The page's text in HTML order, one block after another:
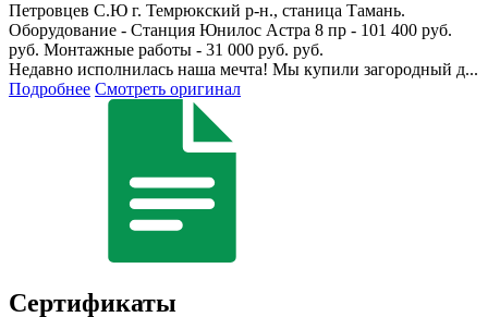
Петровцев С.Ю г. Темрюкский р-н., станица Тамань.
Оборудование - Станция Юнилос Астра 8 пр - 101 400 руб.
руб. Монтажные работы - 31 000 руб. руб.
Недавно исполнилась наша мечта! Мы купили загородный д...
Подробнее Смотреть оригинал
Сертификаты